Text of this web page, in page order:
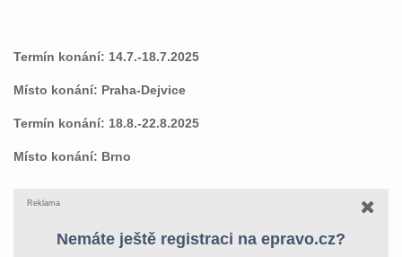
Termín konání: 14.7.-18.7.2025
Místo konání: Praha-Dejvice
Termín konání: 18.8.-22.8.2025
Místo konání: Brno
Reklama
Nemáte ještě registraci na epravo.cz?